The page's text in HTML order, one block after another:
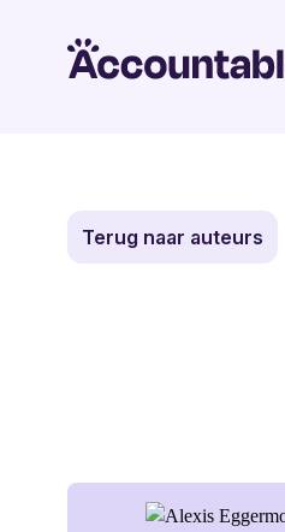
Terug naar auteurs